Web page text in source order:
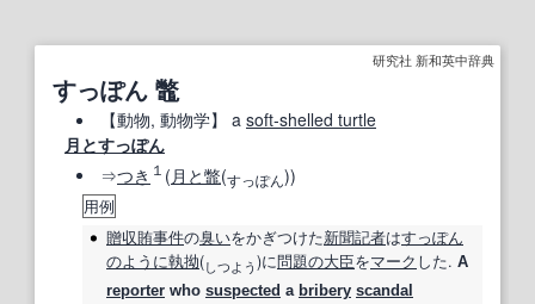
研究社 新和英中辞典
すっぽん 鼈
【動物, 動物学】 a soft‐shelled turtle
月とすっぽん
⇒つき １ ( 月と鼈(すっぽん))
用例
贈収賄事件の臭いをかぎつけた新聞記者はすっぽん
のように執拗(しつよ う )に問題の大臣をマーク した. A
reporter who suspected a bribery scandal